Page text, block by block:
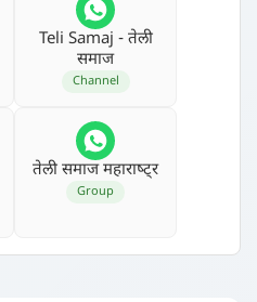
Teli Samaj - तेली
समाज
Channel
तेली समाज महाराष्‍ट्र
Group